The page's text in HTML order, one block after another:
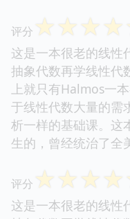
评分 ☆☆☆☆
这是一本很老的线性
抽象代数再学线性代
上就只有Halmos一
于线性代数大量的需
析一样的基础课。这
生的，曾经统治了全
评分 ☆☆☆☆
这是一本很老的线性